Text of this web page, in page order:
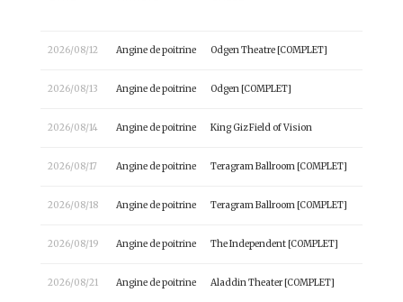
2026/08/12 Angine de poitrine Odgen Theatre [COMPLET]
2026/08/13 Angine de poitrine Odgen [COMPLET]
2026/08/14 Angine de poitrine King Giz Field of Vision
2026/08/17 Angine de poitrine Teragram Ballroom [COMPLET]
2026/08/18 Angine de poitrine Teragram Ballroom [COMPLET]
2026/08/19 Angine de poitrine The Independent [COMPLET]
2026/08/21 Angine de poitrine Aladdin Theater [COMPLET]